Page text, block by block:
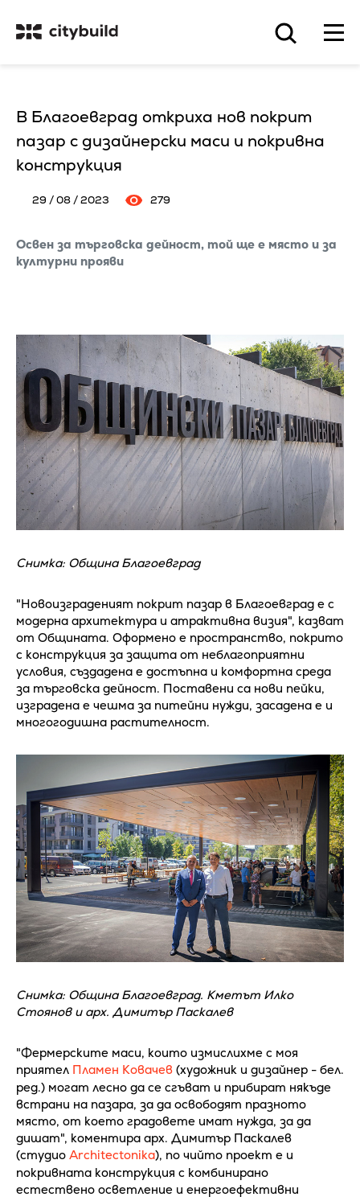
В Благоевград откриха нов покрит
пазар с дизайнерски маси и покривна
конструкция
29 / 08 / 2023 279
Освен за търговска дейност, той ще е място и за
културни прояви
Снимка: Община Благоевград
"Новоизграденият покрит пазар в Благоевград е с
модерна архитектура и атрактивна визия", казват
от Общината. Оформено е пространство, покрито
с конструкция за защита от неблагоприятни
условия, създадена е достъпна и комфортна среда
за търговска дейност. Поставени са нови пейки,
изградена е чешма за питейни нужди, засадена е и
многогодишна растителност.
Снимка: Община Благоевград. Кметът Илко
Стоянов и арх. Димитър Паскалев
"Фермерските маси, които измислихме с моя
приятел Пламен Ковачев (художник и дизайнер - бел.
ред.) могат лесно да се сгъват и прибират някъде
встрани на пазара, за да освободят празното
място, от което градовете имат нужда, за да
дишат", коментира арх. Димитър Паскалев
(студио Architectonika), по чийто проект е и
покривната конструкция с комбинирано
естествено осветление и енергоефективни